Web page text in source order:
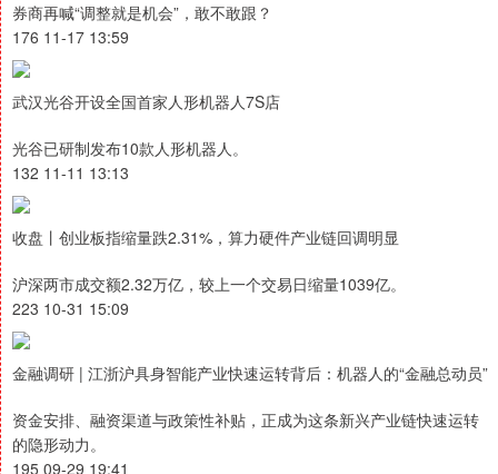
券商再喊“调整就是机会”，敢不敢跟？
176 11-17 13:59
武汉光谷开设全国首家人形机器人7S店
光谷已研制发布10款人形机器人。
132 11-11 13:13
收盘丨创业板指缩量跌2.31%，算力硬件产业链回调明显
沪深两市成交额2.32万亿，较上一个交易日缩量1039亿。
223 10-31 15:09
金融调研 | 江浙沪具身智能产业快速运转背后：机器人的“金融总动员”
资金安排、融资渠道与政策性补贴，正成为这条新兴产业链快速运转
的隐形动力。
195 09-29 19:41